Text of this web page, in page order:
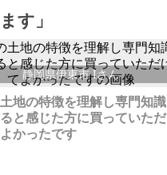
す」
静岡県伊東市 Iさん
地の特徴を理解し専門知識
と感じた方に買っていただ
かったです